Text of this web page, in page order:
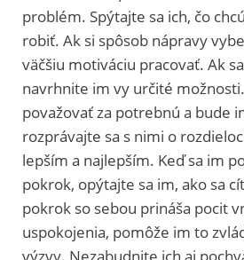
problém. Spýtajte sa ich, čo
robiť. Ak si spôsob nápravy
väčšiu motiváciu pracovať. Ak
navrhnite im vy určité
považovať za potrebnú a bude
rozprávajte sa s nimi o
lepším a najlepším. Keď sa im
pokrok, opýtajte sa im, ako sa
pokrok so sebou prináša pocit
uspokojenia, pomôže im to
výzvy. Nezabudnite ich aj